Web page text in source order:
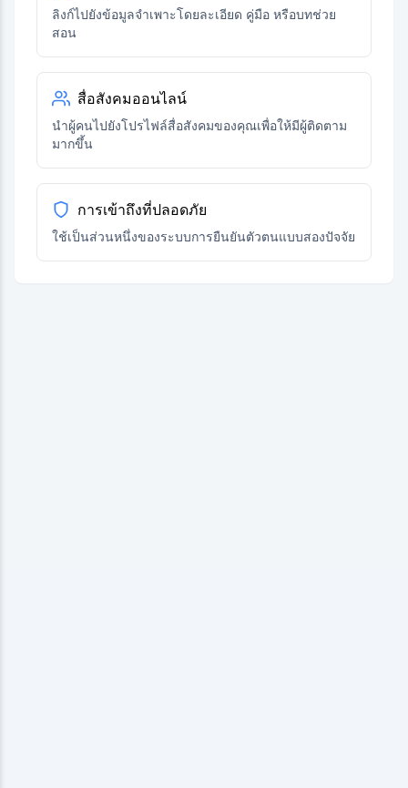
ลิงก์ไปยังข้อมูลจำเพาะโดยละเอียด คู่มือ หรือบทช่วย
สอน
สื่อสังคมออนไลน์
นำผู้คนไปยังโปรไฟล์สื่อสังคมของคุณเพื่อให้มีผู้ติดตาม
มากขึ้น
การเข้าถึงที่ปลอดภัย
ใช้เป็นส่วนหนึ่งของระบบการยืนยันตัวตนแบบสองปัจจัย